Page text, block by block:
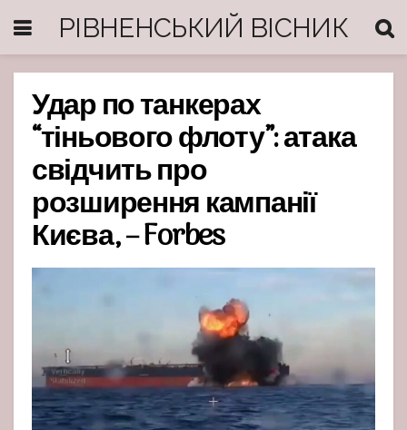
РІВНЕНСЬКИЙ ВІСНИК
Удар по танкерах
“тіньового флоту”: атака
свідчить про
розширення кампанії
Києва, – Forbes